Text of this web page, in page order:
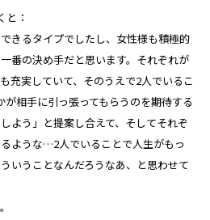
と：
きるタイプでしたし、女性様も積極的
番の決め手だと思います。それぞれが
充実していて、そのうえで2人でいるこ
が相手に引っ張ってもらうのを期待する
よう」と提案し合えて、そしてそれぞ
ような…2人でいることで人生がもっ
いうことなんだろうなあ、と思わせて